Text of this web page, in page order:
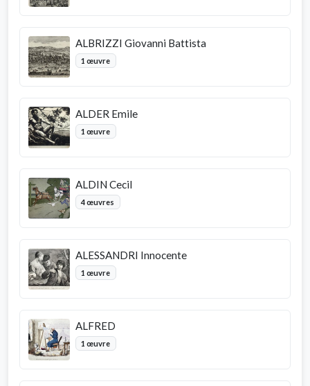
ALBRIZZI Giovanni Battista
1 œuvre
ALDER Emile
1 œuvre
ALDIN Cecil
4 œuvres
ALESSANDRI Innocente
1 œuvre
ALFRED
1 œuvre